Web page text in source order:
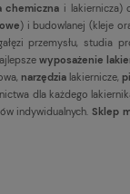
chemiczna i lakiernicza)
) i budowlanej (kleje
przemysłu, studia
wyposażenie
narzędzialakiernicze,
dla każdego
indywidualnych. Sklep